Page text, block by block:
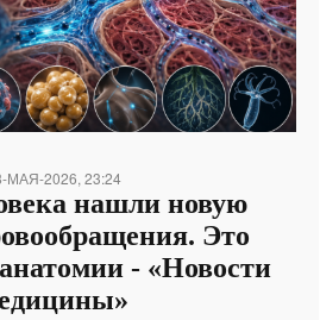
МАЯ-2026, 23:24
нашли новую
Это
- «Новости